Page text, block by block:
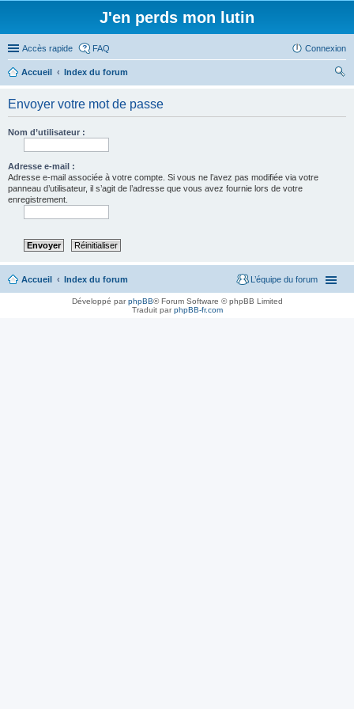
J'en perds mon lutin
Accès rapide FAQ Connexion
Accueil
Index du forum
Envoyer votre mot de passe
Nom d’utilisateur :
Adresse e-mail :
Adresse e-mail associée à votre compte. Si vous ne l’avez pas modifiée via votre
panneau d’utilisateur, il s’agit de l’adresse que vous avez fournie lors de votre
enregistrement.
Accueil Index du forum L’équipe du forum
Développé parphpBB® Forum Software © phpBB Limited
Traduit parphpBB-fr.com